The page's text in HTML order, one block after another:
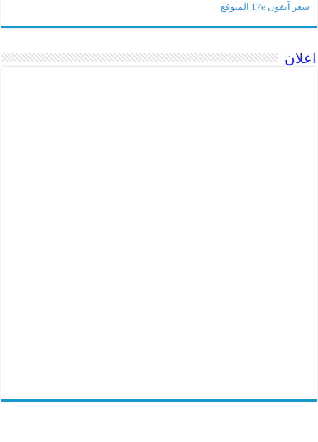
سعر آيفون 17e المتوقع
اعلان